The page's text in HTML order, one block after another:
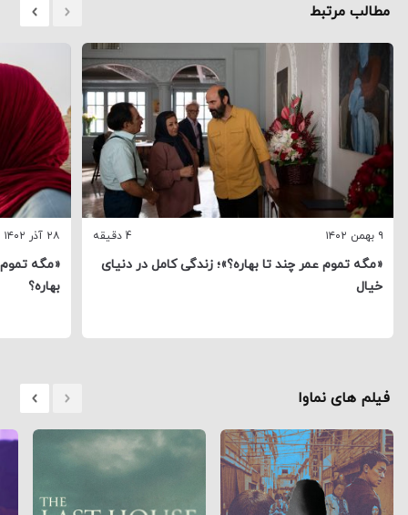
مطالب مرتبط
۹ بهمن ۱۴۰۲ 4 دقیقه
«مگه تموم عمر چند تا بهاره؟»؛ زندگی کامل در دنیای
خیال
۲۸ آذر ۱۴۰۲
«مگه تموم
بهاره؟
فیلم های نماوا